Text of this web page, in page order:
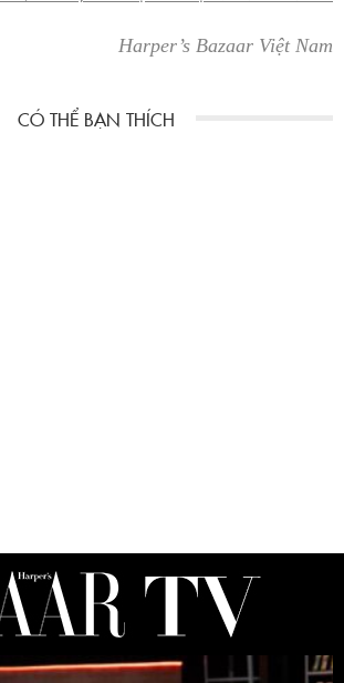
Harper’s Bazaar Việt Nam